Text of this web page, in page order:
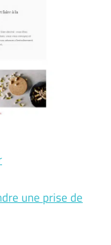
une prise de